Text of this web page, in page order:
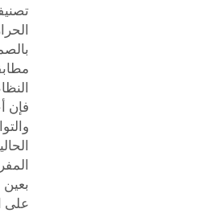
فإن
بعين
على